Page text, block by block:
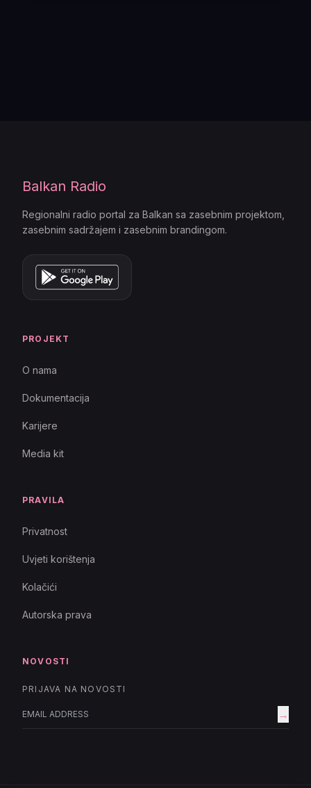
Balkan Radio
Regionalni radio portal za Balkan sa zasebnim projektom,
zasebnim sadržajem i zasebnim brandingom.
PROJEKT
O nama
Dokumentacija
Karijere
Media kit
PRAVILA
Privatnost
Uvjeti korištenja
Kolačići
Autorska prava
NOVOSTI
PRIJAVA NA NOVOSTI
→